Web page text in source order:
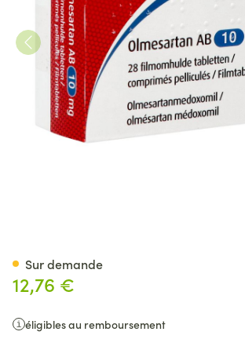
12,76 €
éligibles au remboursement
Sur demande